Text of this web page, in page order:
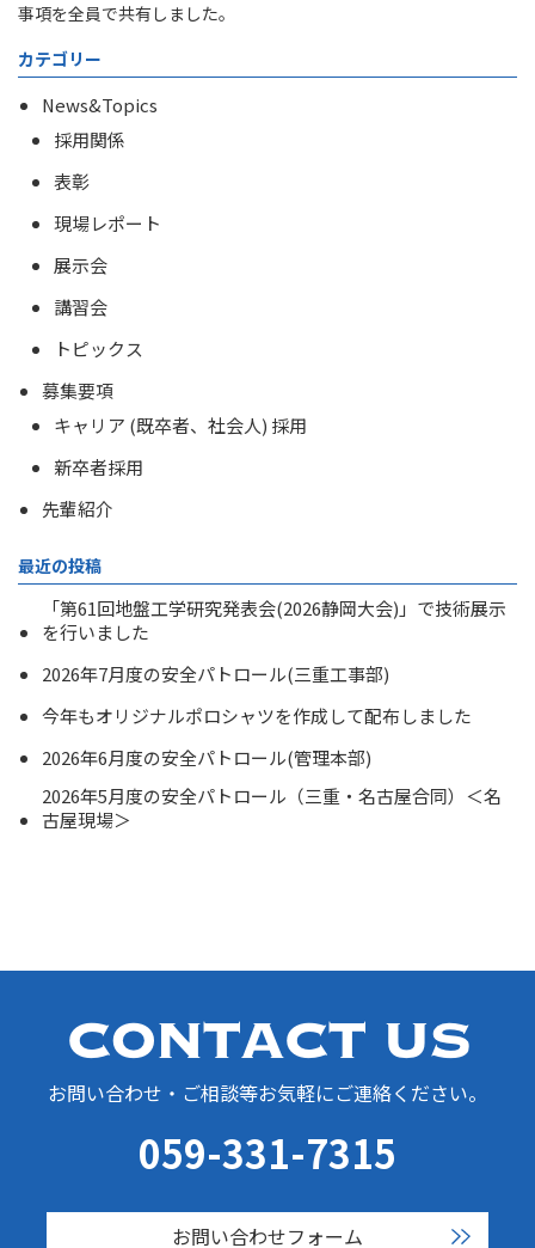
事項を全員で共有しました。
カテゴリー
News&Topics
採用関係
表彰
現場レポート
展示会
講習会
トピックス
募集要項
キャリア (既卒者、社会人) 採用
新卒者採用
先輩紹介
最近の投稿
「第61回地盤工学研究発表会(2026静岡大会)」で技術展示
を行いました
2026年7月度の安全パトロール(三重工事部)
今年もオリジナルポロシャツを作成して配布しました
2026年6月度の安全パトロール(管理本部)
2026年5月度の安全パトロール（三重・名古屋合同）＜名
古屋現場＞
お問い合わせ・ご相談等お気軽にご連絡ください。
059-331-7315
お問い合わせフォーム